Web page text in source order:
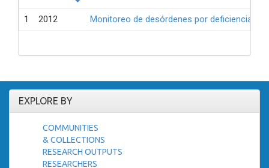
1 2012 Monitoreo de desórdenes por deficiencia
EXPLORE BY
COMMUNITIES
& COLLECTIONS
RESEARCH OUTPUTS
RESEARCHERS